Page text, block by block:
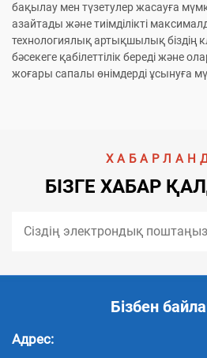
бақылау мен түзетулер жасауға
азайтады және тиімділікті
технологиялық артықшылық біздің
бәсекеге қабілеттілік береді және
жоғары сапалы өнімдерді ұсынуға
БІЗГЕ ХАБАР
Бізбен
Адрес: